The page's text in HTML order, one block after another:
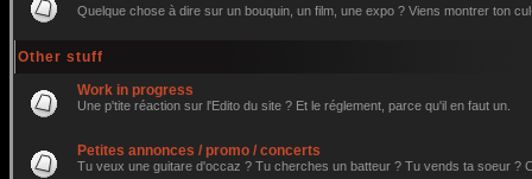
Quelque chose à dire sur un bouquin, un film, une expo ? Viens montrer ton
Other stuff
Work in progress
Une p'tite réaction sur l'Edito du site ? Et le réglement, parce qu'il en faut un.
Petites annonces / promo / concerts
Tu veux une guitare d'occaz ? Tu cherches un batteur ? Tu vends ta soeur ?